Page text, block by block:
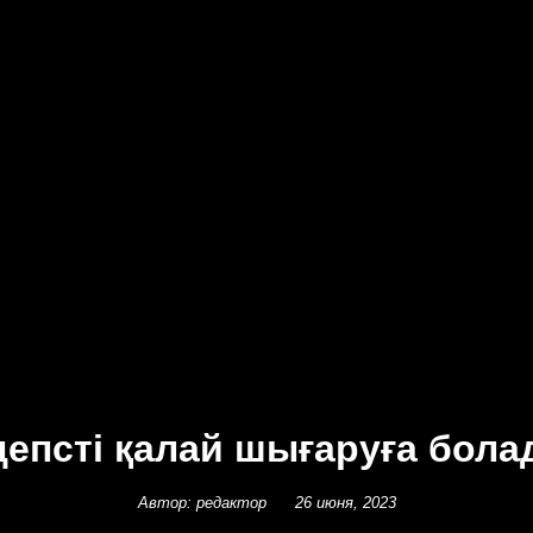
қалай шығаруға
Автор: редактор 26 июня, 2023